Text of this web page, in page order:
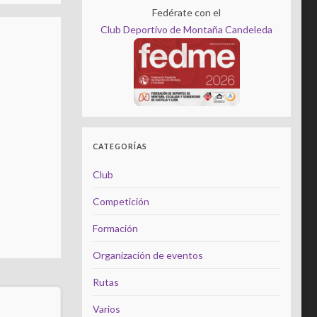
Fedérate con el
Club Deportivo de Montaña Candeleda
CATEGORÍAS
Club
Competición
Formación
Organización de eventos
Rutas
Varios